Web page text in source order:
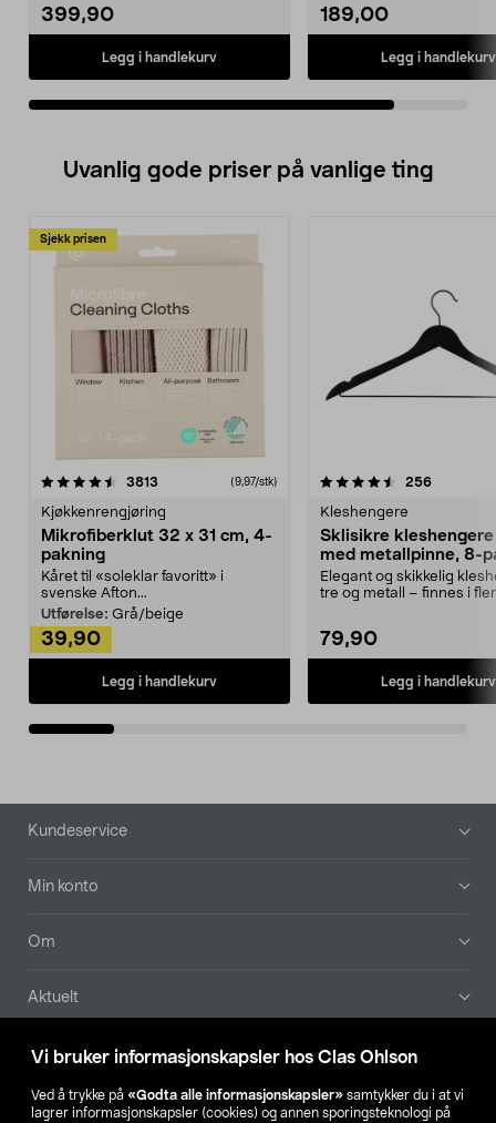
Vi bruker informasjonskapsler hos Clas Ohlson
Ved å trykke på «Godta alle informasjonskapsler» samtykker du i at vi
lagrer informasjonskapsler (cookies) og annen sporingsteknologi på
399,90
Legg i handlekurv
189,00
Legg i handlekurv
Uvanlig gode priser på vanlige ting
Sjekk prisen
3813 anmeldelser(9,97/stk)
Kjøkkenrengjøring
Mikrofiberklut 32 x 31 cm, 4-
pakning
Kåret til «soleklar favoritt» i
svenske Afton...
Utførelse: Grå/beige
39,90
Legg i handlekurv
4.5av 5 stjerner 256
Kleshengere
Sklisikre
med metallpinne, 8-
Elegant og skikkelig
tre og metall – finnes i
79,90
Legg i handlekurv
4.5av 5 stjerner
Bunntekst
Kundeservice
Min konto
Om
Aktuelt
Våre selskaper
Finn din butikk